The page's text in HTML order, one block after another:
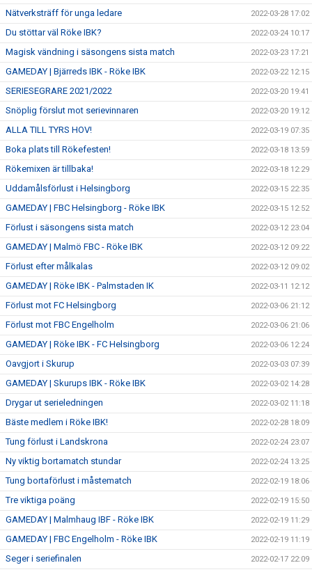
Nätverksträff för unga ledare 2022-03-28 17:02
Du stöttar väl Röke IBK? 2022-03-24 10:17
Magisk vändning i säsongens sista match 2022-03-23 17:21
GAMEDAY | Bjärreds IBK - Röke IBK 2022-03-22 12:15
SERIESEGRARE 2021/2022 2022-03-20 19:41
Snöplig förslut mot serievinnaren 2022-03-20 19:12
ALLA TILL TYRS HOV! 2022-03-19 07:35
Boka plats till Rökefesten! 2022-03-18 13:59
Rökemixen är tillbaka! 2022-03-18 12:29
Uddamålsförlust i Helsingborg 2022-03-15 22:35
GAMEDAY | FBC Helsingborg - Röke IBK 2022-03-15 12:52
Förlust i säsongens sista match 2022-03-12 23:04
GAMEDAY | Malmö FBC - Röke IBK 2022-03-12 09:22
Förlust efter målkalas 2022-03-12 09:02
GAMEDAY | Röke IBK - Palmstaden IK 2022-03-11 12:12
Förlust mot FC Helsingborg 2022-03-06 21:12
Förlust mot FBC Engelholm 2022-03-06 21:06
GAMEDAY | Röke IBK - FC Helsingborg 2022-03-06 12:24
Oavgjort i Skurup 2022-03-03 07:39
GAMEDAY | Skurups IBK - Röke IBK 2022-03-02 14:28
Drygar ut serieledningen 2022-03-02 11:18
Bäste medlem i Röke IBK! 2022-02-28 18:09
Tung förlust i Landskrona 2022-02-24 23:07
Ny viktig bortamatch stundar 2022-02-24 13:25
Tung bortaförlust i måstematch 2022-02-19 18:06
Tre viktiga poäng 2022-02-19 15:50
GAMEDAY | Malmhaug IBF - Röke IBK 2022-02-19 11:29
GAMEDAY | FBC Engelholm - Röke IBK 2022-02-19 11:19
Seger i seriefinalen 2022-02-17 22:09